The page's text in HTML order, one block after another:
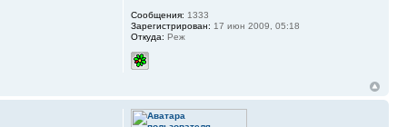
Сообщения: 1333
Зарегистрирован: 17 июн 2009, 05:18
Откуда: Реж